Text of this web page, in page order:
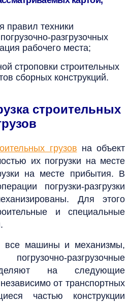
правил техники
разгрузочных
рабочего места;
строповки строительных
сборных конструкций.
строительных
грузов на объект
их погрузки на месте
на месте прибытия. В
погрузки-разгрузки
Для этого
и специальные
все машины и механизмы,
разгрузочные
на следующие
от транспортных
частью конструкции